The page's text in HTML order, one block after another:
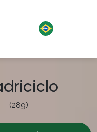
(289)